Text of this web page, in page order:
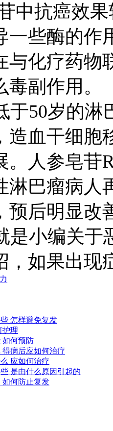
中抗癌效
一些酶的作
与化疗药物
副作用。
岁的淋巴
造血干细
。人参皂苷
淋巴瘤病人
预后明显改
编关于恶
，如果出现
怎样避免复发
护理
如何预防
得病后应如何治疗
应如何治疗
是由什么原因引起的
如何防止复发